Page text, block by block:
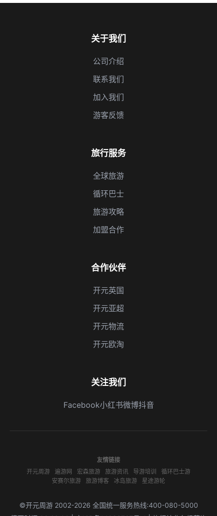
关于我们
公司介绍
联系我们
加入我们
游客反馈
旅行服务
全球旅游
循环巴士
旅游攻略
加盟合作
合作伙伴
开元英国
开元亚超
开元物流
开元欧淘
关注我们
Facebook小红书微博抖音
友情链接
开元周游
遍游网 宏森旅游 旅游资讯 导游培训
循环巴士游
安赛尔旅游
旅游博客 冰岛旅游 星途游轮
©开元周游 2002-2026 全国统一服务热线:400-080-5000